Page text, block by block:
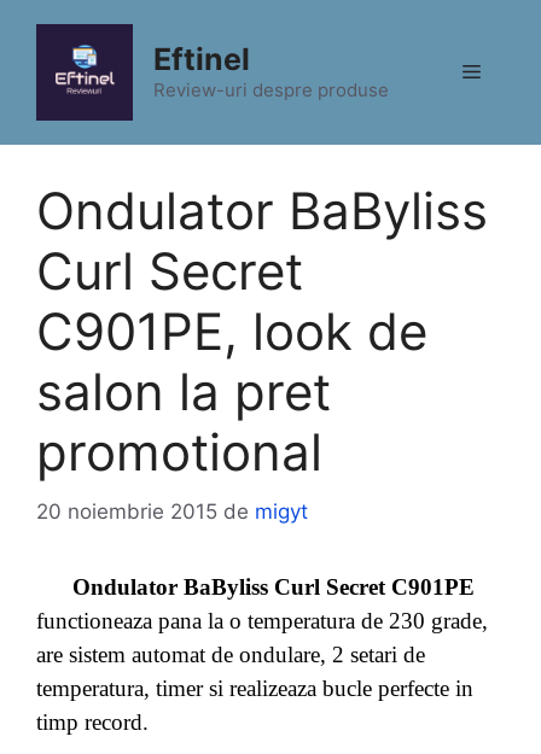
conținut
Eftinel
Review-uri despre produse
Meniu
Ondulator BaByliss
Curl Secret
C901PE, look de
salon la pret
promotional
20 noiembrie 2015 de migyt
Ondulator BaByliss Curl Secret C901PE
functioneaza pana la o temperatura de 230 grade,
are sistem automat de ondulare, 2 setari de
temperatura, timer si realizeaza bucle perfecte in
timp record.